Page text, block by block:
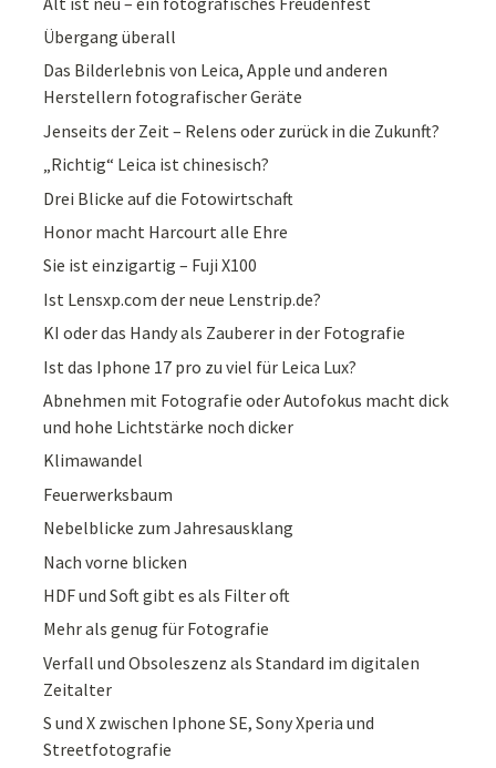
Übergang überall
Das Bilderlebnis von Leica, Apple und anderen
Herstellern fotografischer Geräte
Jenseits der Zeit – Relens oder zurück in die Zukunft?
„Richtig“ Leica ist chinesisch?
Drei Blicke auf die Fotowirtschaft
Honor macht Harcourt alle Ehre
Sie ist einzigartig – Fuji X100
Ist Lensxp.com der neue Lenstrip.de?
KI oder das Handy als Zauberer in der Fotografie
Ist das Iphone 17 pro zu viel für Leica Lux?
Abnehmen mit Fotografie oder Autofokus macht dick
und hohe Lichtstärke noch dicker
Klimawandel
Feuerwerksbaum
Nebelblicke zum Jahresausklang
Nach vorne blicken
HDF und Soft gibt es als Filter oft
Mehr als genug für Fotografie
Verfall und Obsoleszenz als Standard im digitalen
Zeitalter
S und X zwischen Iphone SE, Sony Xperia und
Streetfotografie